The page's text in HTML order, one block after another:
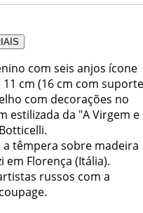
com seis anjos ícone
cm (16 cm com
com decorações no
estilizada da "A Virgem e
têmpera sobre madeira
em Florença (Itália).
russos com a